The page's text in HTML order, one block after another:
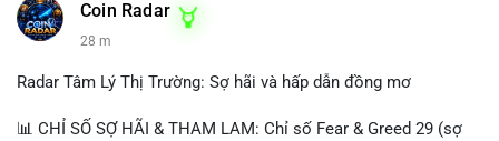
Coin Radar
28 m
Radar Tâm Lý Thị Trường: Sợ hãi và hấp dẫn đồng mơ
📊 CHỈ SỐ SỢ HÃI & THAM LAM: Chỉ số Fear & Greed 29 (sợ